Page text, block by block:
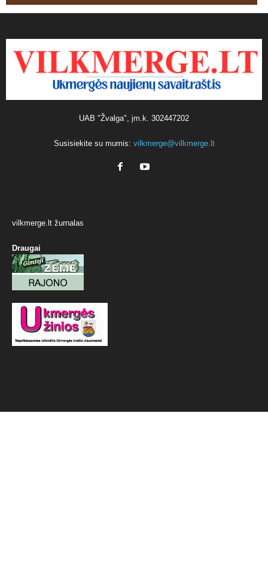
UAB "Žvalga", įm.k. 302447202
Susisiekite su mumis: vilkmerge@vilkmerge.lt
vilkmerge.lt žurnalas
Draugai